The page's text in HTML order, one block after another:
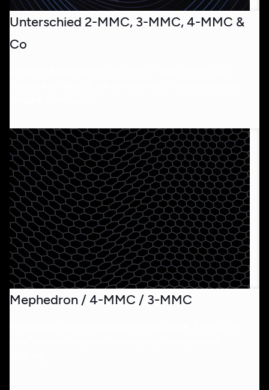
Unterschied 2-MMC, 3-MMC, 4-MMC &
Co
Mephedron / 4-MMC / 3-MMC